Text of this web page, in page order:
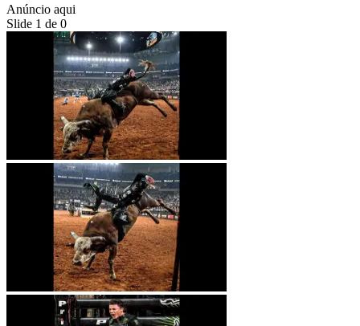
Anúncio aqui
Slide 1 de 0